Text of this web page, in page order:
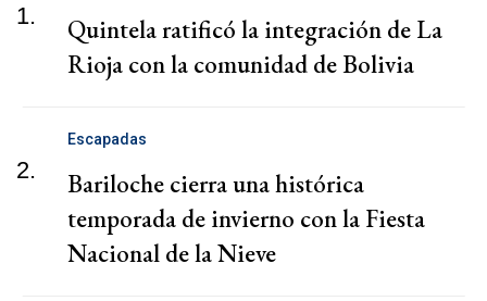
1.
Quintela ratificó la integración de La
Rioja con la comunidad de Bolivia
2.
Escapadas
Bariloche cierra una histórica
temporada de invierno con la Fiesta
Nacional de la Nieve